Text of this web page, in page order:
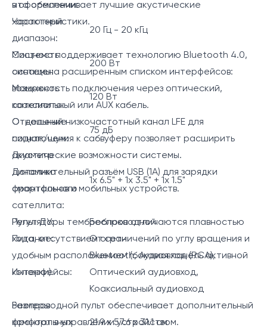
что обеспечивает лучшие акустические
характеристики.
Система поддерживает технологию Bluetooth 4.0,
оснащена расширенным списком интерфейсов:
возможность подключения через оптический,
коаксиальный или AUX кабель.
Отдельный низкочастотный канал LFE для
подключения к сабвуферу позволяет расширить
акустические возможности системы.
Дополнительный разъём USB (1А) для зарядки
смартфонов и мобильных устройств.
Регуляторы темброблока отличаются плавностью
хода, отсутствием ограничений по углу вращения и
удобным расположением (боковая панель активной
колонки).
Беспроводной пульт обеспечивает дополнительный
комфорт в управлении устройством.
в оформлении:
Частотный
диапазон:
20 Гц - 20 кГц
Мощность
системы:
200 Вт
Мощность
сателлита:
120 Вт
Отношение
сигнал/шум:
75 дБ
Диаметр
динамика
фронтального
сателлита:
1x 6.5" + 1х 3.5" + 1х 1.5"
Пульт ДУ:
Беспроводной
Питание:
Oт сети
Интерфейсы:
Bluetooth, Аудиовход (RCA),
Оптический аудиовход,
Коаксиальный аудиовход
Размеры
фронтальных
21.9 х 57.6 х 31.1 см